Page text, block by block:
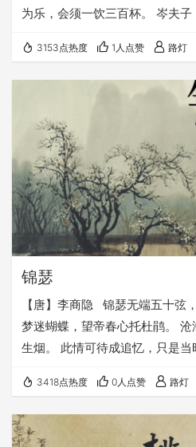
为乐，会须一饮三百杯。 岑夫
愿长醉不愿醒。 古来圣贤皆寂
昔时宴平乐，斗酒十千恣欢谑。
对君酌。 五花马，千金裘，呼
愁。
3153点热度 1人点赞 路灯
锦瑟
【唐】李商隐 锦瑟无端五十弦
梦迷蝴蝶，望帝春心托杜鹃。
生烟。 此情可待成追忆，只是当
3418点热度 0人点赞 路灯